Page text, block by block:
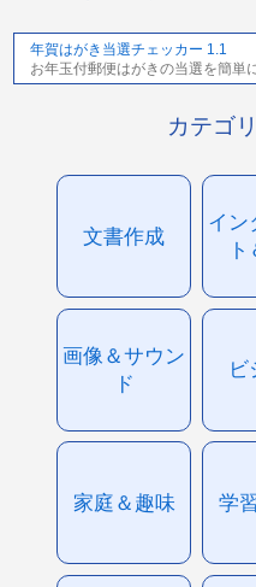
年賀はがき当選チェッカー 1.1
お年玉付郵便はがきの当選を簡単
カテゴ
文書作成
イン
画像＆サウン
ド
ビ
家庭＆趣味 学